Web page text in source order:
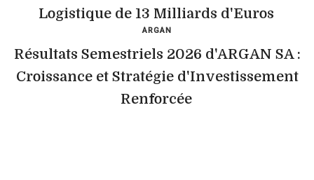
Logistique de 13 Milliards d'Euros
ARGAN
Résultats Semestriels 2026 d'ARGAN SA :
Croissance et Stratégie d'Investissement
Renforcée